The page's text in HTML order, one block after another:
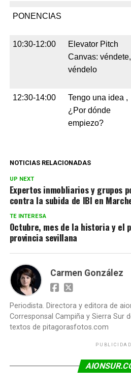
PONENCIAS
10:30-12:00
Elevator Pitch
Canvas: véndete,
véndelo
12:30-14:00
Tengo una idea ,
¿Por dónde
empiezo?
NOTICIAS RELACIONADAS
UP NEXT
Expertos inmobliarios y grupos
contra la subida de IBI en
TE INTERESA
Octubre, mes de la historia y el
provincia sevillana
Carmen González
Periodista. Directora y editora de
Corresponsal Campiña y Sierra Sur
textos de pitagorasfotos.com
PUBLICIDAD